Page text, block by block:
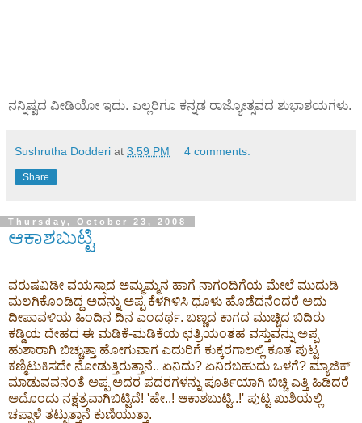
ನನ್ನಿಷ್ಟದ ವೀಡಿಯೋ ಇದು. ಎಲ್ಲರಿಗೂ ಕನ್ನಡ ರಾಜ್ಯೋತ್ಸವದ ಶುಭಾಶಯಗಳು.
Sushrutha Dodderi at 3:59 PM 4 comments:
Share
Thursday, October 23, 2008
ಆಕಾಶಬುಟ್ಟಿ
ವರುಷವಿಡೀ ವಯಸ್ಸಾದ ಅಮ್ಮಮ್ಮನ ಹಾಗೆ ನಾಗಂದಿಗೆಯ ಮೇಲೆ ಮುದುಡಿ
ಮಲಗಿಕೊಂಡಿದ್ದ ಅದನ್ನು ಅಪ್ಪ ಕೆಳಗಿಳಿಸಿ ಧೂಳು ಹೊಡೆದನೆಂದರೆ ಅದು
ದೀಪಾವಳಿಯ ಹಿಂದಿನ ದಿನ ಎಂದರ್ಥ. ಬಣ್ಣದ ಕಾಗದ ಮುಚ್ಚಿದ ಬಿದಿರು
ಕಡ್ಡಿಯ ದೇಹದ ಈ ಮಡಿಕೆ-ಮಡಿಕೆಯ ಛತ್ರಿಯಂತಹ ವಸ್ತುವನ್ನು ಅಪ್ಪ
ಹುಶಾರಾಗಿ ಬಿಚ್ಚುತ್ತಾ ಹೋಗುವಾಗ ಎದುರಿಗೆ ಕುಕ್ಕರಗಾಲಲ್ಲಿ ಕೂತ ಪುಟ್ಟ
ಕಣ್ಮಿಟುಕಿಸದೇ ನೋಡುತ್ತಿರುತ್ತಾನೆ.. ಏನಿದು? ಏನಿರಬಹುದು ಒಳಗೆ? ಮ್ಯಾಜಿಕ್
ಮಾಡುವವನಂತೆ ಅಪ್ಪ ಅದರ ಪದರಗಳನ್ನು ಪೂರ್ತಿಯಾಗಿ ಬಿಚ್ಚಿ ಎತ್ತಿ ಹಿಡಿದರೆ
ಅದೊಂದು ನಕ್ಷತ್ರವಾಗಿಬಿಟ್ಟಿದೆ! 'ಹೇ..! ಆಕಾಶಬುಟ್ಟಿ..!' ಪುಟ್ಟ ಖುಶಿಯಲ್ಲಿ
ಚಪ್ಪಾಳೆ ತಟ್ಟುತ್ತಾನೆ ಕುಣಿಯುತ್ತಾ.